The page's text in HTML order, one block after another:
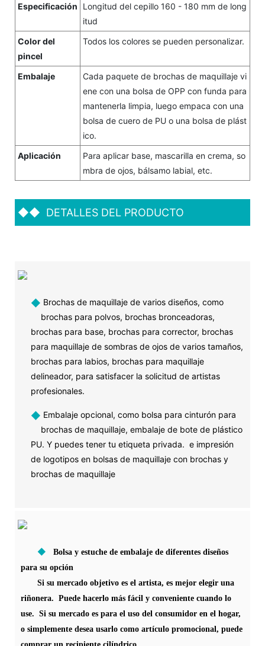
Especificación
Longitud del cepillo 160 - 180 mm de long
itud
Color del
pincel
Todos los colores se pueden personalizar.
Embalaje
Cada paquete de brochas de maquillaje vi
ene con una bolsa de OPP con funda para
mantenerla limpia, luego empaca con una
bolsa de cuero de PU o una bolsa de plást
ico.
Aplicación
Para aplicar base, mascarilla en crema, so
mbra de ojos, bálsamo labial, etc.
◆◆ DETALLES DEL PRODUCTO
◆ Brochas de maquillaje de varios diseños, como
brochas para polvos, brochas bronceadoras,
brochas para base, brochas para corrector, brochas
para maquillaje de sombras de ojos de varios tamaños,
brochas para labios, brochas para maquillaje
delineador, para satisfacer la solicitud de artistas
profesionales.
◆ Embalaje opcional, como bolsa para cinturón para
brochas de maquillaje, embalaje de bote de plástico
PU. Y puedes tener tu etiqueta privada. e impresión
de logotipos en bolsas de maquillaje con brochas y
brochas de maquillaje
◆
Bolsa y estuche de embalaje de diferentes diseños
para su opción
Si su mercado objetivo es el artista, es mejor elegir una
riñonera. Puede hacerlo más fácil y conveniente cuando lo
use. Si su mercado es para el uso del consumidor en el hogar,
o simplemente desea usarlo como artículo promocional, puede